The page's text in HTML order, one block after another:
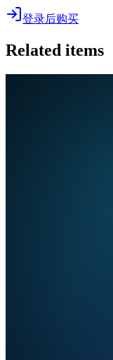
登录后购买
Related items